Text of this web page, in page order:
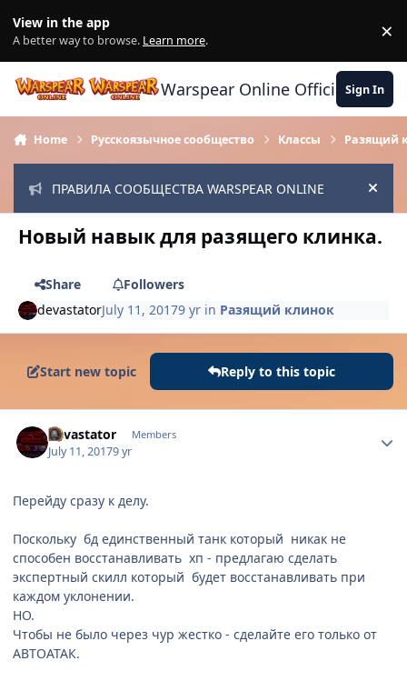
View in the app
A better way to browse. Learn more. ×
Warspear Online Official Forum
Sign In
Home Русскоязычное сообщество Классы Разящий
ПРАВИЛА СООБЩЕСТВА WARSPEAR ONLINE Hide
Новый навык для разящего клинка.
Share
Followers
devastatorJuly 11, 20179 yr in Разящий клинок
Start new topic Reply to this topic
devastator Members
July 11, 20179 yr
Перейду сразу к делу.
Поскольку бд единственный танк который никак не
способен восстанавливать хп - предлагаю сделать
экспертный скилл который будет восстанавливать при
каждом уклонении.
НО.
Чтобы не было через чур жестко - сделайте его только от
АВТОАТАК.